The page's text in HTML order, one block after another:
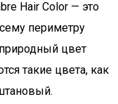
Hair Color — это
периметру
цвет
такие цвета, как